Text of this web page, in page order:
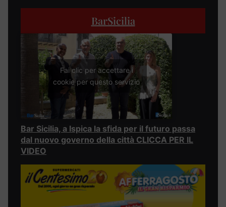
BarSicilia
Fai clic per accettare i
cookie per questo servizio
Bar Sicilia, a Ispica la sfida per il futuro passa
dal nuovo governo della città CLICCA PER IL
VIDEO